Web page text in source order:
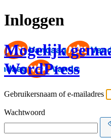
Inloggen
Mogelijk
WordPress
Gebruikersnaam of e-mailadres
Wachtwoord